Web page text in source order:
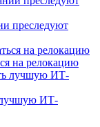
преследуют
на релокацию
лучшую ИТ-